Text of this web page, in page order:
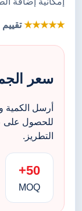
★★★★★تقييم 4.9 • خيار مفضل لطلبات الزي بالجملة
سعر
أرسل الكمية
للحصول على
التطريز.
50+
MOQ